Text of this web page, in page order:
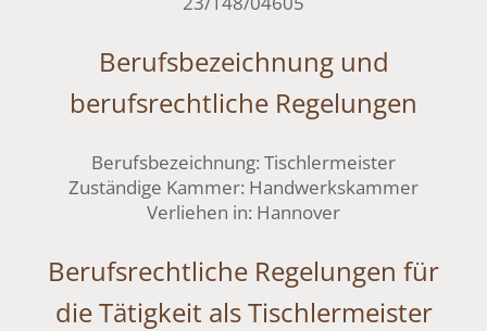
Berufsbezeichnung und
berufsrechtliche Regelungen
Berufsbezeichnung: Tischlermeister
Zuständige Kammer: Handwerkskammer
Verliehen in: Hannover
Berufsrechtliche Regelungen für
die Tätigkeit als Tischlermeister